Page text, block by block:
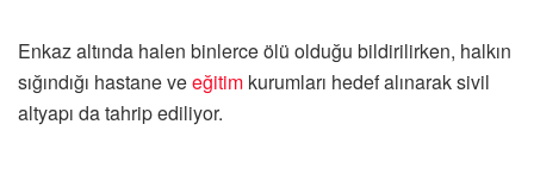
Enkaz altında halen binlerce ölü olduğu bildirilirken, halkın
sığındığı hastane veeğitim kurumları hedef alınarak sivil
altyapı da tahrip ediliyor.